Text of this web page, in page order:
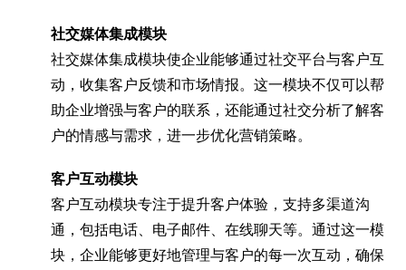
社交媒体集成模块
社交媒体集成模块使企业能够通过社交平台与客户互
动，收集客户反馈和市场情报。这一模块不仅可以帮
助企业增强与客户的联系，还能通过社交分析了解客
户的情感与需求，进一步优化营销策略。
客户互动模块
客户互动模块专注于提升客户体验，支持多渠道沟
通，包括电话、电子邮件、在线聊天等。通过这一模
块，企业能够更好地管理与客户的每一次互动，确保